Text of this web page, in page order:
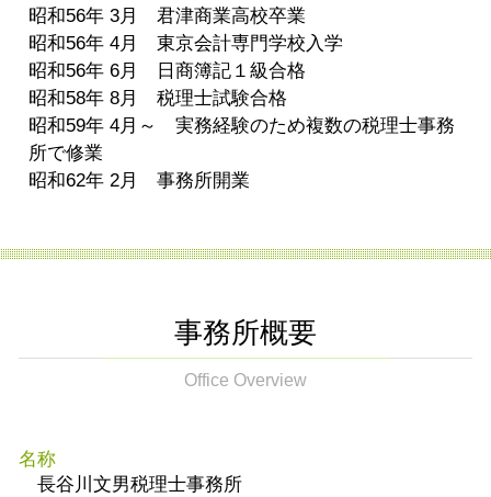
昭和56年 3月 君津商業高校卒業
昭和56年 4月 東京会計専門学校入学
昭和56年 6月 日商簿記１級合格
昭和58年 8月 税理士試験合格
昭和59年 4月～ 実務経験のため複数の税理士事務
所で修業
昭和62年 2月 事務所開業
事務所概要
Office Overview
名称
長谷川文男税理士事務所